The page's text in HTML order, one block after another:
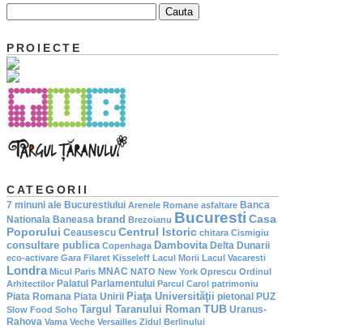
PROIECTE
CATEGORII
7 minuni ale Bucurestiului Arenele Romane asfaltare Banca
Nationala Baneasa brand Brezoianu Bucuresti Casa
Poporului Ceausescu Centrul Istoric chitara Cismigiu
consultare publica Copenhaga Dambovita Delta Dunarii
eco-activare Gara Filaret Kisseleff Lacul Morii Lacul Vacaresti
Londra Micul Paris MNAC NATO New York Oprescu Ordinul
Arhitectilor Palatul Parlamentului Parcul Carol patrimoniu
Piata Romana Piata Unirii Piaţa Universităţii pietonal PUZ
Slow Food Soho Targul Taranului Roman TUB Uranus-
Rahova Vama Veche Versailles Zidul Berlinului